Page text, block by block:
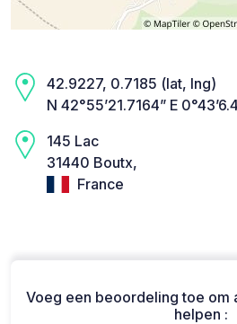
42.9227, 0.7185 (lat, lng)
N 42°55’21.7164” E
145 Lac
31440 Boutx,
France
Voeg een beoordeling toe om
helpen :